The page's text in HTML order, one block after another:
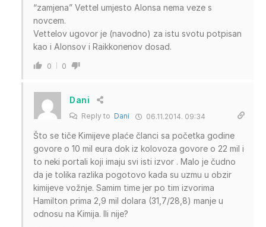
“zamjena” Vettel umjesto Alonsa nema veze s
novcem.
Vettelov ugovor je (navodno) za istu svotu potpisan
kao i Alonsov i Raikkonenov dosad.
0 0
Dani
Reply to Dani 06.11.2014. 09:34
Što se tiče Kimijeve plaće članci sa početka godine
govore o 10 mil eura dok iz kolovoza govore o 22 mil i
to neki portali koji imaju svi isti izvor . Malo je čudno
da je tolika razlika pogotovo kada su uzmu u obzir
kimijeve vožnje. Samim time jer po tim izvorima
Hamilton prima 2,9 mil dolara (31,7/28,8) manje u
odnosu na Kimija. Ili nije?